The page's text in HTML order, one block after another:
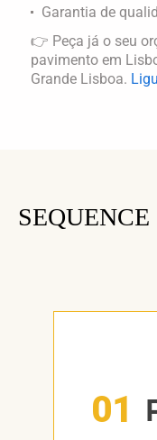
Garantia de
👉 Peça já o seu
pavimento em
Grande Lisboa.
SEQUENCE
01